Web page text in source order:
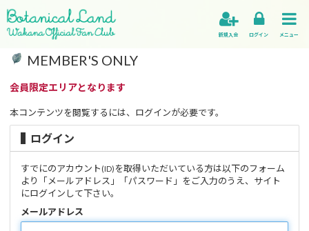
新規入会 ログイン メニュー
MEMBER'S ONLY
会員限定エリアとなります
本コンテンツを閲覧するには、ログインが必要です。
ログイン
すでにのアカウント (ID) を取得いただいている方は以下のフォーム
より「メールアドレス」「パスワード」をご入力のうえ、サイト
にログインして下さい。
メールアドレス